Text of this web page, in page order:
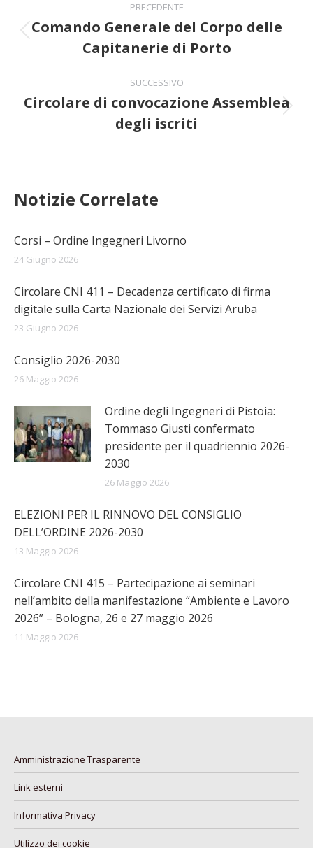
tra
post
PRECEDENTE
Post
precedente:
Comando Generale del Corpo delle
Capitanerie di Porto
SUCCESSIVO
Prossimo
post:
Circolare di convocazione Assemblea
degli iscriti
Notizie Correlate
Corsi – Ordine Ingegneri Livorno
24 Giugno 2026
Circolare CNI 411 – Decadenza certificato di firma
digitale sulla Carta Nazionale dei Servizi Aruba
23 Giugno 2026
Consiglio 2026-2030
26 Maggio 2026
Ordine degli Ingegneri di Pistoia:
Tommaso Giusti confermato
presidente per il quadriennio 2026-
2030
26 Maggio 2026
ELEZIONI PER IL RINNOVO DEL CONSIGLIO
DELL’ORDINE 2026-2030
13 Maggio 2026
Circolare CNI 415 – Partecipazione ai seminari
nell’ambito della manifestazione “Ambiente e Lavoro
2026” – Bologna, 26 e 27 maggio 2026
11 Maggio 2026
Amministrazione Trasparente
Link esterni
Informativa Privacy
Utilizzo dei cookie